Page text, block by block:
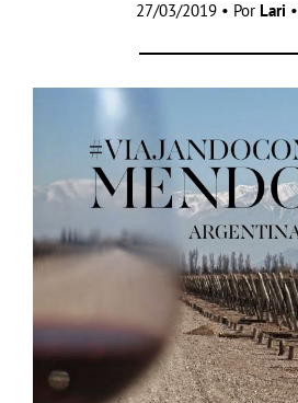
27/03/2019 • Por Lari •